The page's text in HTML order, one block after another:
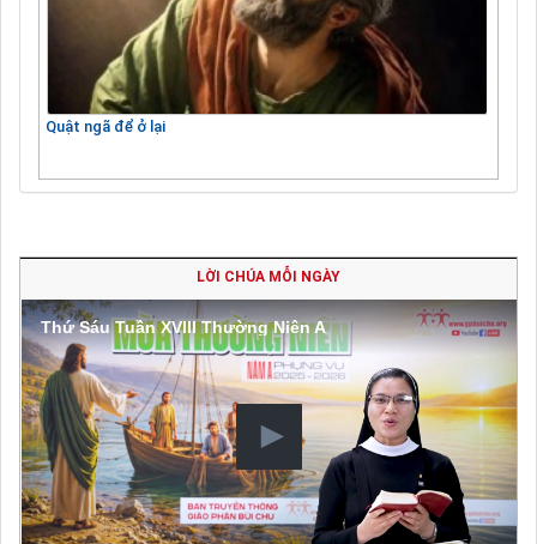
Quật ngã để ở lại
LỜI CHÚA MỖI NGÀY
Thứ Sáu Tuần XVIII Thường Niên A